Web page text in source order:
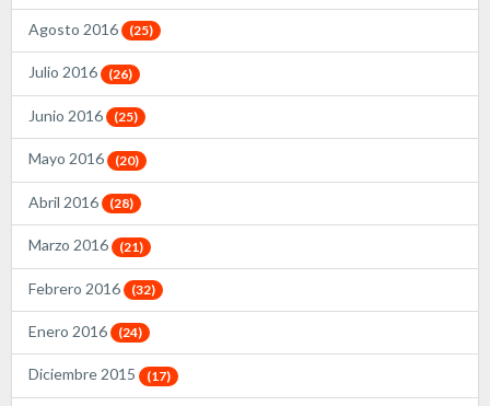
Agosto 2016 (25)
Julio 2016 (26)
Junio 2016 (25)
Mayo 2016 (20)
Abril 2016 (28)
Marzo 2016 (21)
Febrero 2016 (32)
Enero 2016 (24)
Diciembre 2015 (17)